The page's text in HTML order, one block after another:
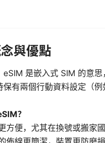
與優點
eSIM 是嵌入式 SIM 的意
保有兩個行動資料設定（
？
方便，尤其在換號或搬家